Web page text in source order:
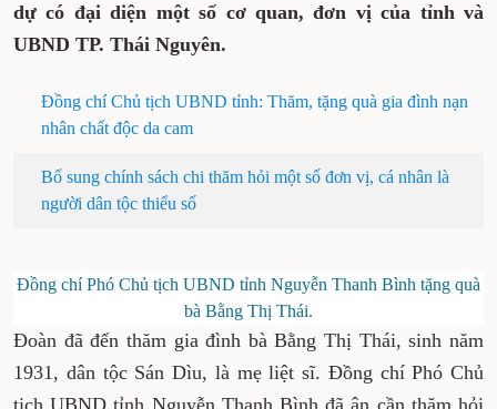
dự có đại diện một số cơ quan, đơn vị của tỉnh và
UBND TP. Thái Nguyên.
Đồng chí Chủ tịch UBND tỉnh: Thăm, tặng quà gia đình nạn
nhân chất độc da cam
Bổ sung chính sách chi thăm hỏi một số đơn vị, cá nhân là
người dân tộc thiểu số
Đồng chí Phó Chủ tịch UBND tỉnh Nguyễn Thanh Bình tặng quà
bà Bằng Thị Thái.
Đoàn đã đến thăm gia đình bà Bằng Thị Thái, sinh năm
1931, dân tộc Sán Dìu, là mẹ liệt sĩ. Đồng chí Phó Chủ
tịch UBND tỉnh Nguyễn Thanh Bình đã ân cần thăm hỏi